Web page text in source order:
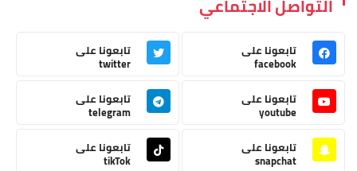
تابعونا على
facebook
تابعونا على
twitter
تابعونا على
youtube
تابعونا على
telegram
تابعونا على
snapchat
تابعونا على
tikTok